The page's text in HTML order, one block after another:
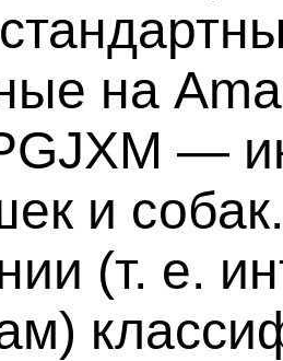
на
—
и
(т. е.